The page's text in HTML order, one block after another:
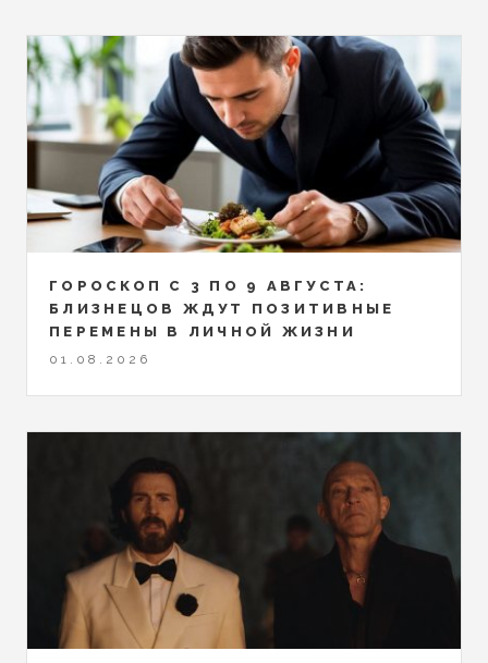
ГОРОСКОП С 3 ПО 9 АВГУСТА:
БЛИЗНЕЦОВ ЖДУТ ПОЗИТИВНЫЕ
ПЕРЕМЕНЫ В ЛИЧНОЙ ЖИЗНИ
01.08.2026